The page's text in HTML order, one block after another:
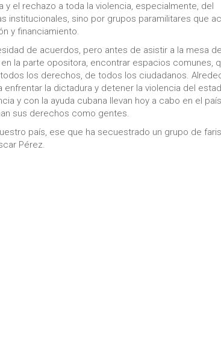
el rechazo a toda la violencia, especialmente, del
institucionales, sino por grupos paramilitares que
y financiamiento.
de acuerdos, pero antes de asistir a la mesa de
la parte opositora, encontrar espacios comunes,
los derechos, de todos los ciudadanos.
la dictadura y detener la violencia del
y con la ayuda cubana llevan hoy a cabo en el país
sus derechos como gentes.
país, ese que ha secuestrado un grupo de
Pérez.